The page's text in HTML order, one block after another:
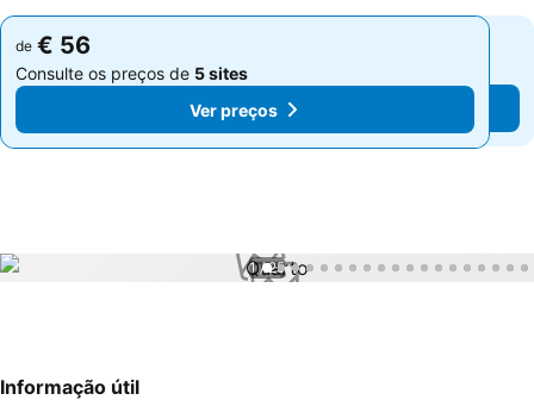
de € 56
Consulte os preços de 5 sites
Ver preços
de € 56
Consulte os preços de 5 sites
Ver preços
1 / 25
Informação útil